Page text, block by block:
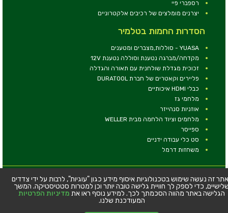
רספברי פיי
יצרנים מומלצים של רכיבים אלקטרוניים
הסדרות החמות בטלמיר
YUASA - סוללות,מצברים ומטענים
מקדחה/מברגה נטענת וסוללה נטענת 12V
זכוכית מגדלת שולחנית עם תאורה והגדלה
פליירים וקאטרים של חברת DURATOOL
כבלי HDMI איכותיים
מלחמי גז
אוזניות סנהייזר
מלחמים וציוד הלחמה מבית WELLER
ספייסר
סט כלי עבודה ידניים
משחזות דרמל
© כל הזכויות שמורות - טלמיר אלקטרוניקה בע''מ
כתובת: דרך העצמאות 63, חיפה
טלפון:04-8534564
זה נעשה שימוש בטכנולוגיות איסוף מידע כגון "עוגיות", לרבות על ידי צדדים
כדי לספק לך חוויית גלישה טובה יותר וכן למטרות סטטיסטיקה. המשך
הגלישה באתר מהווה הסכמתך לכך. למידע נוסף ראו את מדיניות הפרטיות
המעודכנת שלנו.